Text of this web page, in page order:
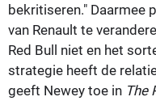
bekritiseren." Daarmee
van Renault te
Red Bull niet en het
strategie heeft de
geeft Newey toe in The